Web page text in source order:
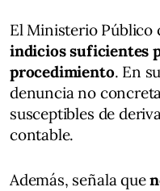
El Ministerio Público
indicios suficientes
procedimiento. En
denuncia no
susceptibles de
contable.
Además, señala que